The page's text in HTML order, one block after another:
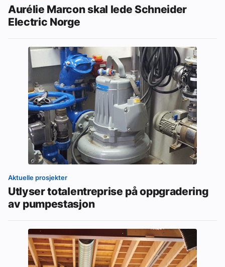
Aurélie Marcon skal lede Schneider
Electric Norge
Aktuelle prosjekter
Utlyser totalentreprise på oppgradering
av pumpestasjon